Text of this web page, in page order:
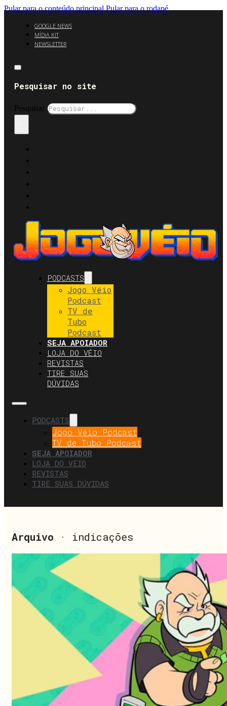
Pular para o conteúdo principal Pular para o rodapé
GOOGLE NEWS
MÍDIA KIT
NEWSLETTER
Pesquisar no site
Pesquisar
PODCASTS
Jogo Véio
Podcast
TV de
Tubo
Podcast
SEJA APOIADOR
LOJA DO VÉIO
REVISTAS
TIRE SUAS
DÚVIDAS
PODCASTS
Jogo Véio Podcast
TV de Tubo Podcast
SEJA APOIADOR
LOJA DO VÉIO
REVISTAS
TIRE SUAS DÚVIDAS
Arquivo · indicações